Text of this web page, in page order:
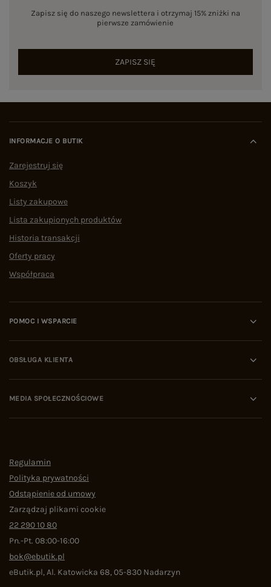
Zapisz się do naszego newslettera i otrzymaj 15% zniżki na
pierwsze zamówienie
ZAPISZ SIĘ
INFORMACJE O BUTIK
Zarejestruj się
Koszyk
Listy zakupowe
Lista zakupionych produktów
Historia transakcji
Oferty pracy
Współpraca
POMOC I WSPARCIE
OBSŁUGA KLIENTA
MEDIA SPOŁECZNOŚCIOWE
Regulamin
Polityka prywatności
Odstąpienie od umowy
Zarządzaj plikami cookie
22 290 10 80
Pn.-Pt. 08:00-16:00
bok@ebutik.pl
eButik.pl,Al. Katowicka 68,05-830 Nadarzyn